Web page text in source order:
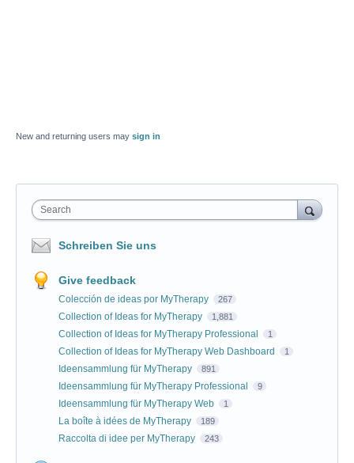
New and returning users may sign in
Search
Schreiben Sie uns
Give feedback
Colección de ideas por MyTherapy 267
Collection of Ideas for MyTherapy 1,881
Collection of Ideas for MyTherapy Professional 1
Collection of Ideas for MyTherapy Web Dashboard 1
Ideensammlung für MyTherapy 891
Ideensammlung für MyTherapy Professional 9
Ideensammlung für MyTherapy Web 1
La boîte à idées de MyTherapy 189
Raccolta di idee per MyTherapy 243